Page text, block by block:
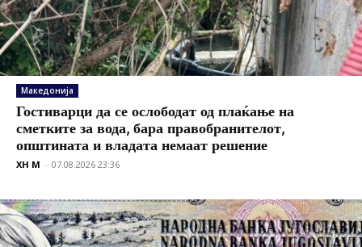
Македонија
Гостиварци да се ослободат од плаќање на
сметките за вода, бара правобранителот,
општината и владата немаат решение
XH M - 07.08.2026 23:36